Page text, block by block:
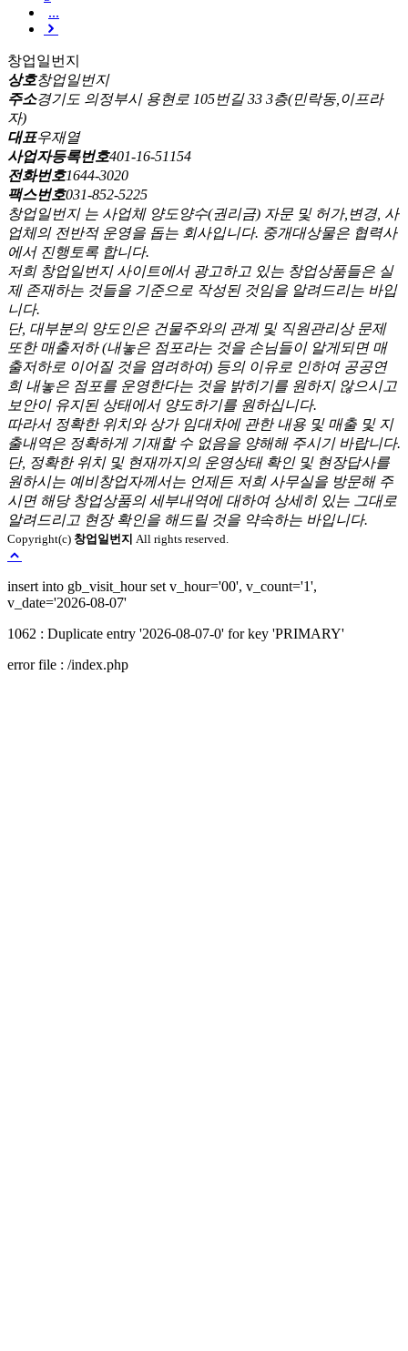
...
창업일번지
상호창업일번지
주소경기도 의정부시 용현로 105번길 33 3층(민락동,이프라
자)
대표우재열
사업자등록번호401-16-51154
전화번호1644-3020
팩스번호031-852-5225
창업일번지 는 사업체 양도양수(권리금) 자문 및 허가,변경, 사
업체의 전반적 운영을 돕는 회사입니다. 중개대상물은 협력사
에서 진행토록 합니다.
저희 창업일번지 사이트에서 광고하고 있는 창업상품들은 실
제 존재하는 것들을 기준으로 작성된 것임을 알려드리는 바입
니다.
단, 대부분의 양도인은 건물주와의 관계 및 직원관리상 문제
또한 매출저하 (내놓은 점포라는 것을 손님들이 알게되면 매
출저하로 이어질 것을 염려하여) 등의 이유로 인하여 공공연
희 내놓은 점포를 운영한다는 것을 밝히기를 원하지 않으시고
보안이 유지된 상태에서 양도하기를 원하십니다.
따라서 정확한 위치와 상가 임대차에 관한 내용 및 매출 및 지
출내역은 정확하게 기재할 수 없음을 양해해 주시기 바랍니다.
단, 정확한 위치 및 현재까지의 운영상태 확인 및 현장답사를
원하시는 예비창업자께서는 언제든 저희 사무실을 방문해 주
시면 해당 창업상품의 세부내역에 대하여 상세히 있는 그대로
알려드리고 현장 확인을 해드릴 것을 약속하는 바입니다.
Copyright(c) 창업일번지 All rights reserved.
insert into gb_visit_hour set v_hour='00', v_count='1',
v_date='2026-08-07'
1062 : Duplicate entry '2026-08-07-0' for key 'PRIMARY'
error file : /index.php